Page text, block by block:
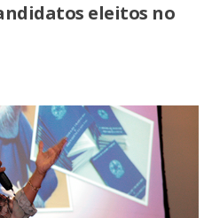
eleitos no